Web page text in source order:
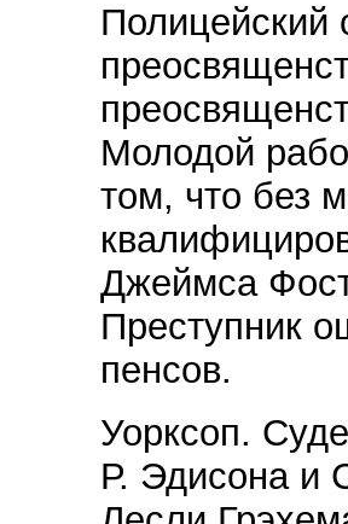
Полицейский
Молодой
том, что без
Джеймса
Преступник
пенсов.
Уорксоп.
Р. Эдисона и